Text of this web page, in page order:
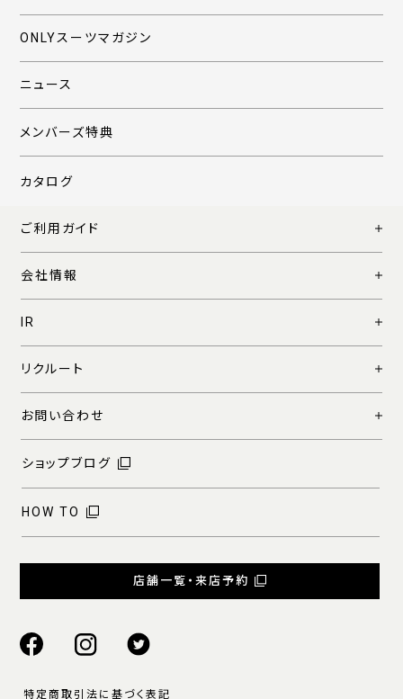
ONLYスーツマガジン
ニュース
メンバーズ特典
カタログ
ご利用ガイド
会社情報
IR
リクルート
お問い合わせ
ショップブログ
HOW TO
店舗一覧・来店予約
特定商取引法に基づく表記